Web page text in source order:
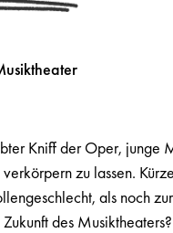
Kniff der Oper, junge
zu lassen.
als noch
des